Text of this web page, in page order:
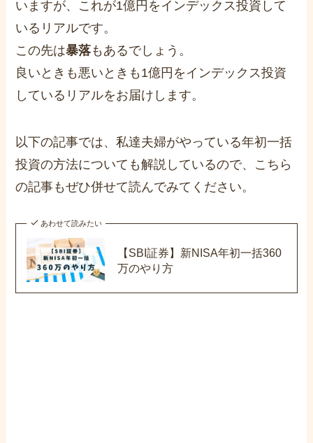
いますが、これが1億円をインデックス投資して
いるリアルです。
この先は暴落もあるでしょう。
良いときも悪いときも1億円をインデックス投資
しているリアルをお届けします。
以下の記事では、私達夫婦がやっている年初一括
投資の方法についても解説しているので、こちら
の記事もぜひ併せて読んでみてください。
あわせて読みたい
【SBI証券】新NISA年初一括360
万のやり方